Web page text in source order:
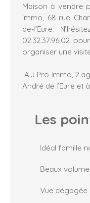
Maison à vendre
immo, 68 rue
de-l’Eure.
02.32.37.96.02
organiser une
A.J Pro immo, 2
André de l’Eure et
Les
Idéal famille
Beaux
Vue dégagée